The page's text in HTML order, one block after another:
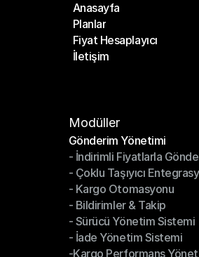
Anasayfa
Anasayfa
Planlar
Planlar
Fiyat Hesaplayıcı
Fiyat Hesaplayıcı
İletişim
Modüller
Gönderim Yönetimi
Gönderim Yönetimi
- İndirimli Fiyatlarla
- İndirimli Fiyatlarla
- Çoklu Taşıyıcı
- Çoklu Taşıyıcı
- Kargo Otomasyonu
- Kargo Otomasyonu
- Bildirimler & Takip
- Bildirimler & Takip
- Sürücü Yönetim Sistemi
- Sürücü Yönetim Sistemi
- İade Yönetim Sistemi
- İade Yönetim Sistemi
-Kargo Performans